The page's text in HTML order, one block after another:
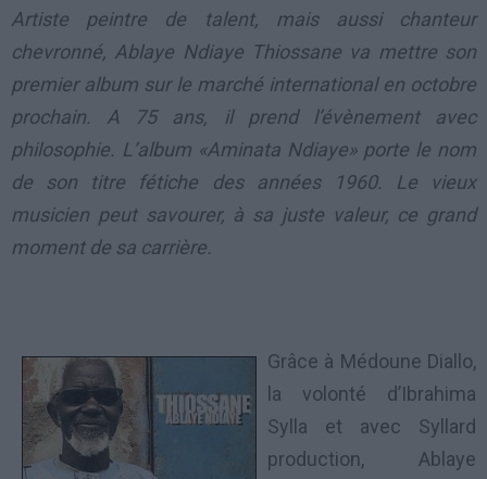
Artiste peintre de talent, mais aussi chanteur
chevronné, Ablaye Ndiaye Thiossane va mettre son
premier album sur le marché international en octobre
prochain. A 75 ans, il prend l’évènement avec
philosophie. L’album «Aminata Ndiaye» porte le nom
de son titre fétiche des années 1960. Le vieux
musicien peut savourer, à sa juste valeur, ce grand
moment de sa carrière.
Grâce à Médoune Diallo,
la volonté d’Ibrahima
Sylla et avec Syllard
production, Ablaye